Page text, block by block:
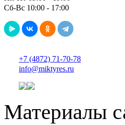
Сб-Вс 10:00 - 17:00
+7 (4872) 71-70-78
info@miktyres.ru
Материалы